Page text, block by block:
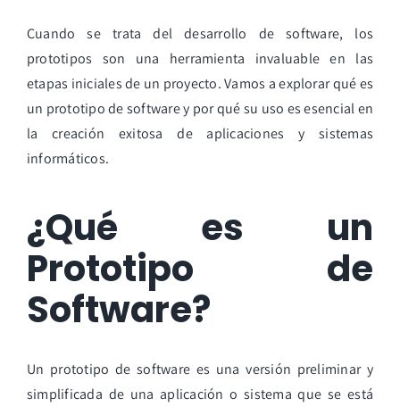
Cuando se trata del desarrollo de software, los
prototipos son una herramienta invaluable en las
etapas iniciales de un proyecto. Vamos a explorar qué es
un prototipo de software y por qué su uso es esencial en
la creación exitosa de aplicaciones y sistemas
informáticos.
¿Qué es un
Prototipo de
Software?
Un prototipo de software es una versión preliminar y
simplificada de una aplicación o sistema que se está